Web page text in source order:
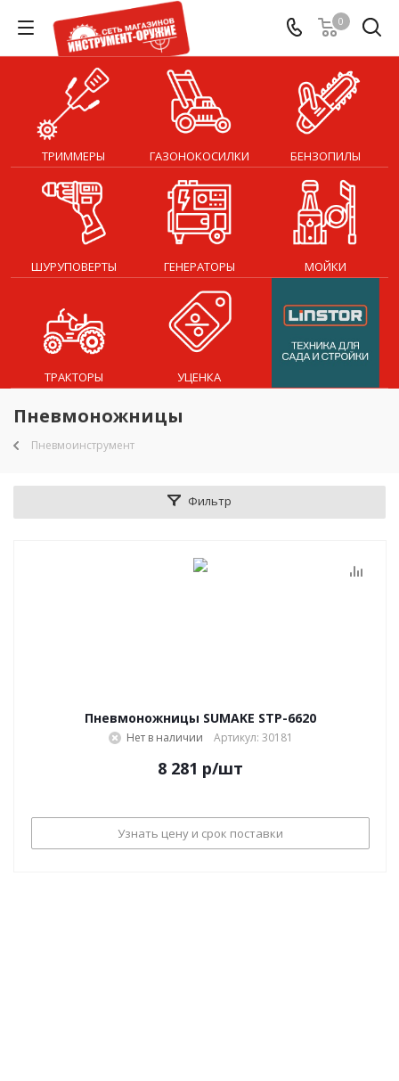
0
ТРИММЕРЫ ГАЗОНОКОСИЛКИ БЕНЗОПИЛЫ
ШУРУПОВЕРТЫ ГЕНЕРАТОРЫ МОЙКИ
ТРАКТОРЫ УЦЕНКА
Пневмоножницы
Пневмоинструмент
Фильтр
Пневмоножницы SUMAKE STP-6620
Нет в наличии Артикул: 30181
8 281 р/шт
Узнать цену и срок поставки